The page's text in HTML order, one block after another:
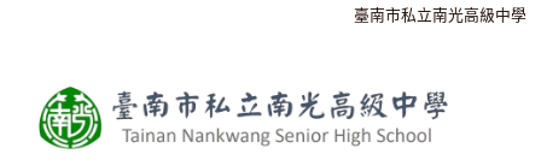
臺南市私立南光高級中學